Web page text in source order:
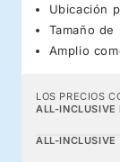
Ubicación
Tamaño
Amplio
LOS PRECIOS
ALL-INCLUSIVE
ALL-INCLUSIVE